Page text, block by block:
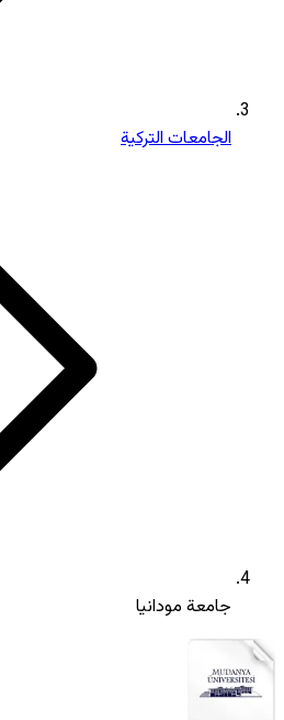
الجامعات التركية
جامعة مودانيا